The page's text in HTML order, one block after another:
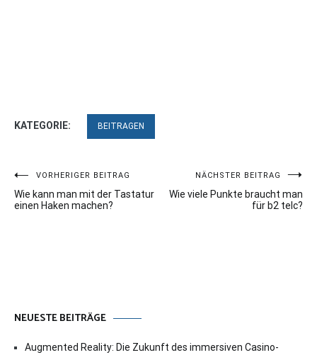
KATEGORIE: BEITRAGEN
Beitragsnavigation
VORHERIGER BEITRAG
Wie kann man mit der Tastatur
einen Haken machen?
NÄCHSTER BEITRAG
Wie viele Punkte braucht man
für b2 telc?
NEUESTE BEITRÄGE
Augmented Reality: Die Zukunft des immersiven Casino-